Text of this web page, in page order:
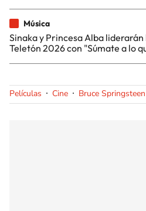
Música
Sinaka y Princesa Alba
Teletón 2026 con "Súmate a lo
Películas Cine Bruce Springsteen